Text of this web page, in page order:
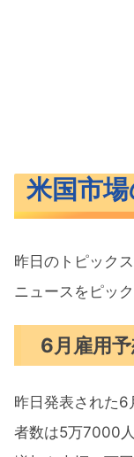
米国市
昨日のトピック
ニュースをピッ
6月雇用
昨日発表された6
者数は5万7000